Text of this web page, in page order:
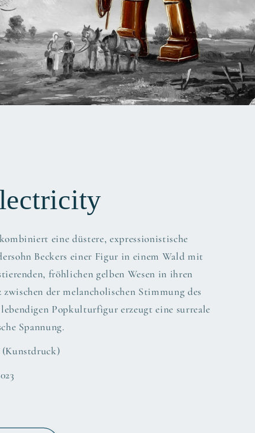
eine düstere, expressionistische
Beckers einer Figur in einem Wald mit
fröhlichen gelben Wesen in ihren
zwischen der melancholischen Stimmung des
Popkulturfigur erzeugt eine surreale
Spannung.